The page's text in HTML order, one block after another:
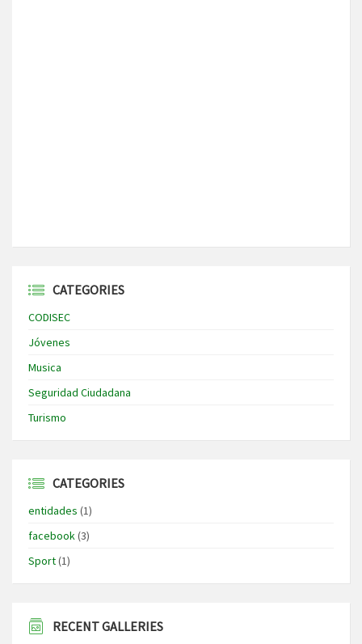
CATEGORIES
CODISEC
Jóvenes
Musica
Seguridad Ciudadana
Turismo
CATEGORIES
entidades (1)
facebook(3)
Sport(1)
RECENT GALLERIES